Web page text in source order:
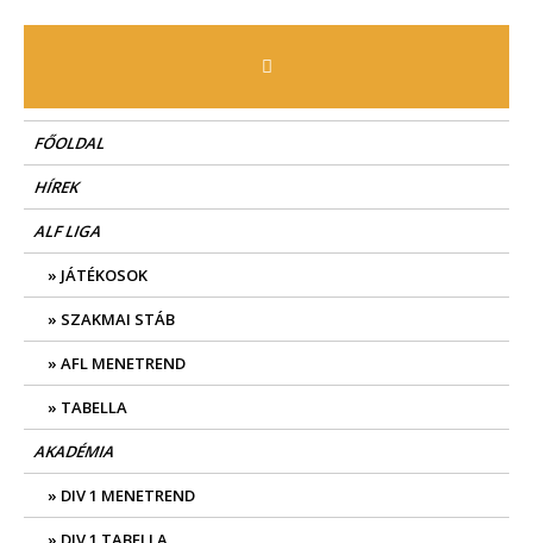
FŐOLDAL
HÍREK
ALF LIGA
JÁTÉKOSOK
SZAKMAI STÁB
AFL MENETREND
TABELLA
AKADÉMIA
DIV 1 MENETREND